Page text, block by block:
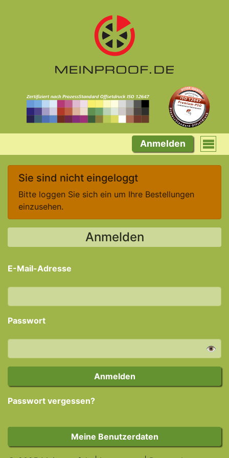
Anmelden
Sie sind nicht eingeloggt
Bitte loggen Sie sich ein um Ihre Bestellungen
einzusehen.
Anmelden
E-Mail-Adresse
Passwort
👁️
Passwort vergessen?
Meine Benutzerdaten